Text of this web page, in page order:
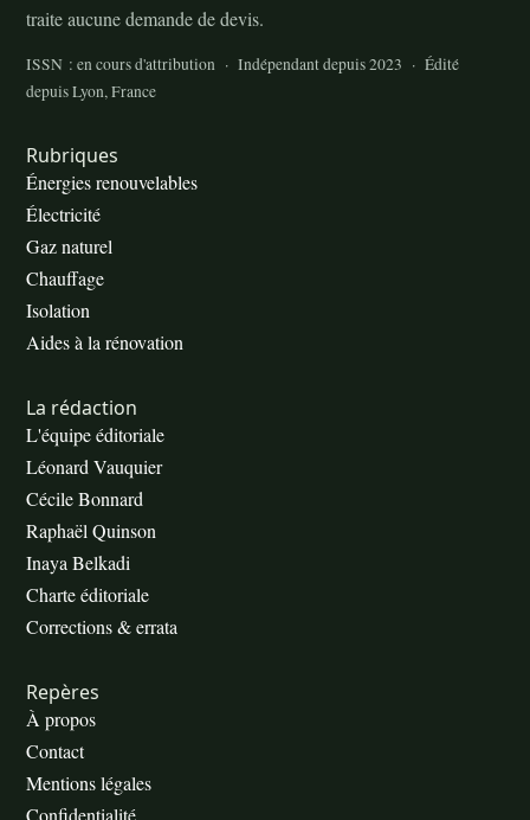
traite aucune demande de devis.
ISSN : en cours d'attribution · Indépendant depuis 2023 · Édité
depuis Lyon, France
Rubriques
Énergies renouvelables
Électricité
Gaz naturel
Chauffage
Isolation
Aides à la rénovation
La rédaction
L'équipe éditoriale
Léonard Vauquier
Cécile Bonnard
Raphaël Quinson
Inaya Belkadi
Charte éditoriale
Corrections & errata
Repères
À propos
Contact
Mentions légales
Confidentialité